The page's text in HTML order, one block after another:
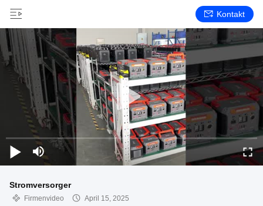
Kontakt
Stromversorger
Firmenvideo April 15, 2025